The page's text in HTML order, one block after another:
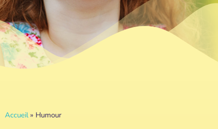
Accueil» Humour